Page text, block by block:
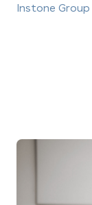
Instone Group